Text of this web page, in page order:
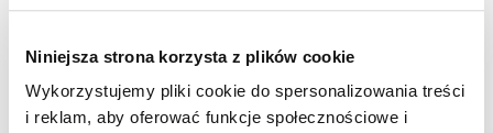
Niniejsza strona korzysta z plików cookie
Wykorzystujemy pliki cookie do spersonalizowania treści
i reklam, aby oferować funkcje społecznościowe i
33
lat niesienia pomocy Pacjentom